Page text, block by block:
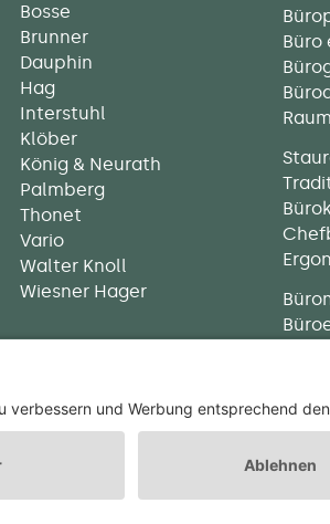
Bosse
Brunner
Dauphin
Hag
Interstuhl
Klöber
König & Neurath
Palmberg
Thonet
Vario
Walter Knoll
Wiesner Hager
Büro
Impressum